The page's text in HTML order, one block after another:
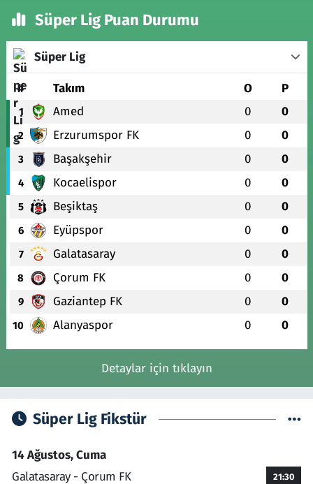
Süper Lig Puan Durumu
Süper Lig
# Takım O P
1 Amed 0 0
2 Erzurumspor FK 0 0
3 Başakşehir 0 0
4 Kocaelispor 0 0
5 Beşiktaş 0 0
6 Eyüpspor 0 0
7 Galatasaray 0 0
8 Çorum FK 0 0
9 Gaziantep FK 0 0
10 Alanyaspor 0 0
Detaylar için tıklayın
Süper Lig Fikstür
14 Ağustos, Cuma
Galatasaray - Çorum FK
21:30